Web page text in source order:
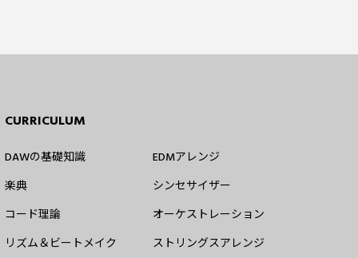
CURRICULUM
DAWの基礎知識
楽典
コード理論
リズム＆ビートメイク
EDMアレンジ
シンセサイザー
オーケストレーション
ストリングスアレンジ